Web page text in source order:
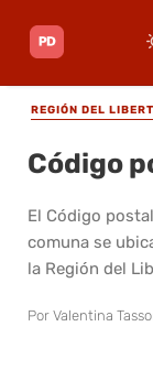
REGIÓN DEL
Código
El Código
comuna se
la Región del
Por Valentina